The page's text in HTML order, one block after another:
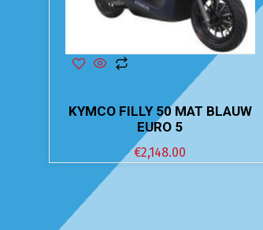
KYMCO FILLY 50 MAT BLAUW
EURO 5
€2,148.00